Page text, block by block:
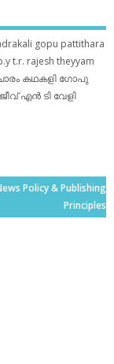
gopu pattithara
t.r. rajesh theyyam
കഥകളി ഗോപു
എൻ ടി വേളി
Policy & Publishing
Principles